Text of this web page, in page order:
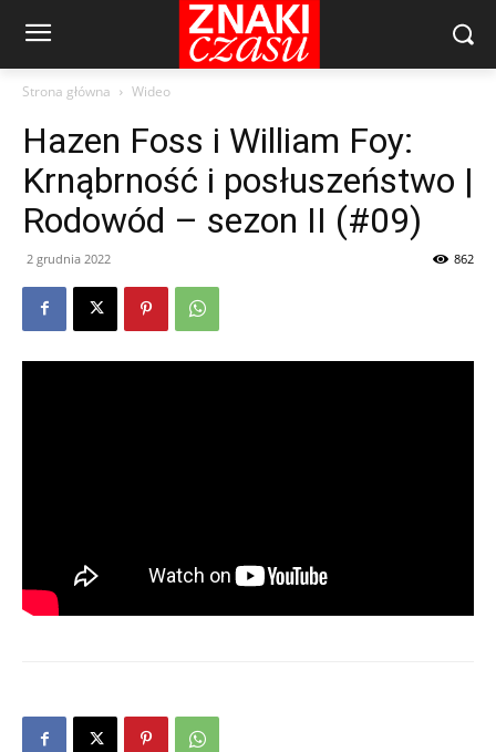
Strona główna Wideo
Hazen Foss i William Foy:
Krnąbrność i posłuszeństwo |
Rodowód – sezon II (#09)
2 grudnia 2022 862